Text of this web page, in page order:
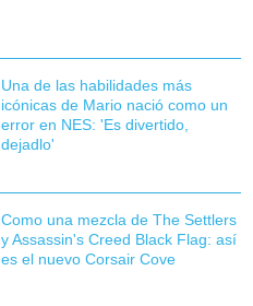
Una de las habilidades más
icónicas de Mario nació como un
error en NES: 'Es divertido,
dejadlo'
Como una mezcla de The Settlers
y Assassin's Creed Black Flag: así
es el nuevo Corsair Cove